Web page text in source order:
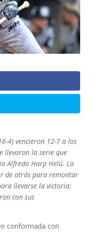
4) vencieron 12-7 a los
llevaron la serie que
Alfredo Harp Helú. La
de atrás para remontar
llevarse la victoria;
con sus
conformada con